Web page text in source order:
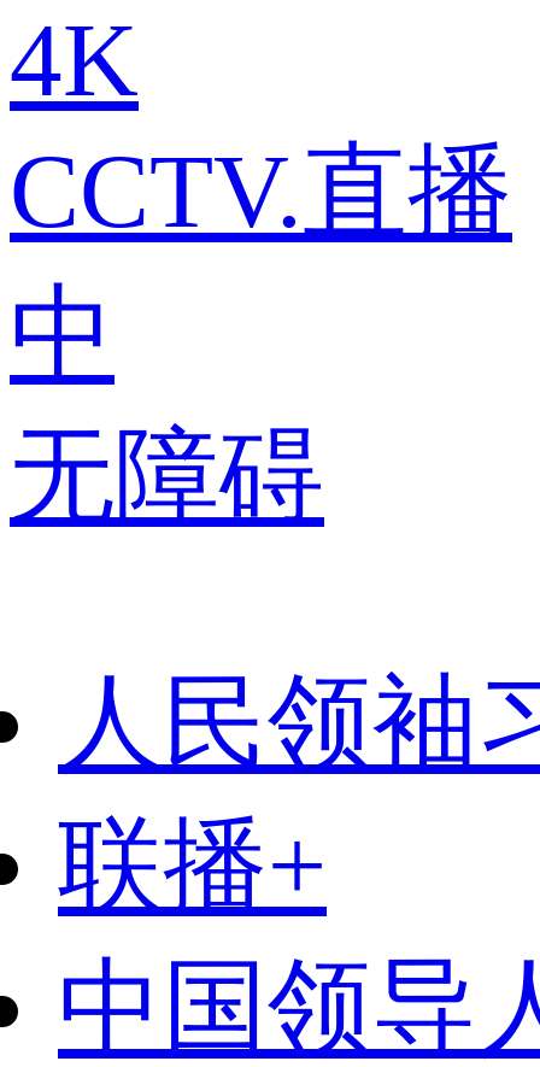
4K
CCTV.直播
中
无障碍
人民领袖
联播+
中国领导